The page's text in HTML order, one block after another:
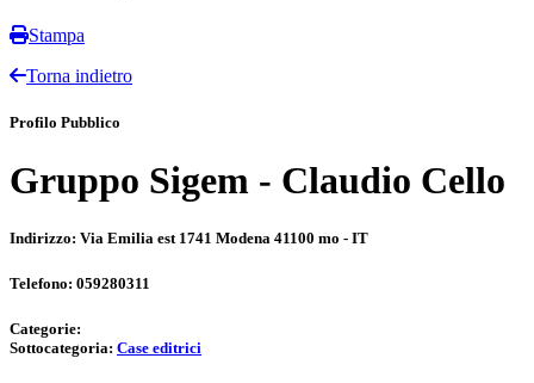
Stampa
Torna indietro
Profilo Pubblico
Gruppo Sigem - Claudio Cello
Indirizzo: Via Emilia est 1741 Modena 41100 mo - IT
Telefono: 059280311
Categorie:
Sottocategoria: Case editrici